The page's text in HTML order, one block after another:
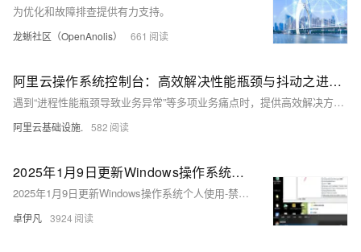
为优化和故障排查提供有力支持。
龙蜥社区（OpenAnolis） 661
阿里云操作系统控制台：高效解决性能瓶颈与抖动之进程热点追踪
遇到“进程性能瓶颈导致业务异常”等多项业务痛点时，提供高效解决方案，并展示案例。
阿里云基础设施. 582
2025年1月9日更新Windows操作系统个人使用-禁用掉一下一些不必要的服务-关闭占用资源的进程-禁用服务提升系统运行速度-让电脑不再卡顿-优雅草央千澈-长期更新
2025年1月9日更新Windows操作系统个人使用-禁用掉一下一些不必要的服务-关闭占用资源的进程-禁用服务提升系统运行速度-让电脑不再卡顿-优雅草央千澈-长期更新
卓伊凡 3924